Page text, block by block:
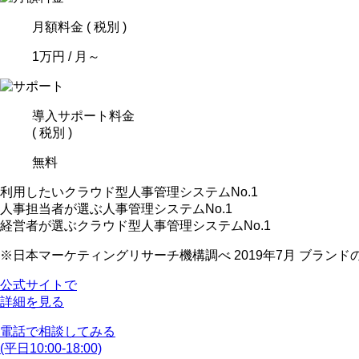
月額料金 ( 税別 )
1万円 / 月～
導入サポート料金
( 税別 )
無料
利用したいクラウド型人事管理システムNo.1
人事担当者が選ぶ人事管理システムNo.1
経営者が選ぶクラウド型人事管理システムNo.1
※日本マーケティングリサーチ機構調べ 2019年7月 ブランド
公式サイトで
詳細を見る
電話で相談してみる
(平日10:00-18:00)